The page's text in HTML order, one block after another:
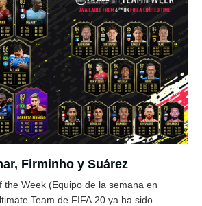
Firminho y Suárez
the Week (Equipo de la semana en
Team de FIFA 20 ya ha sido